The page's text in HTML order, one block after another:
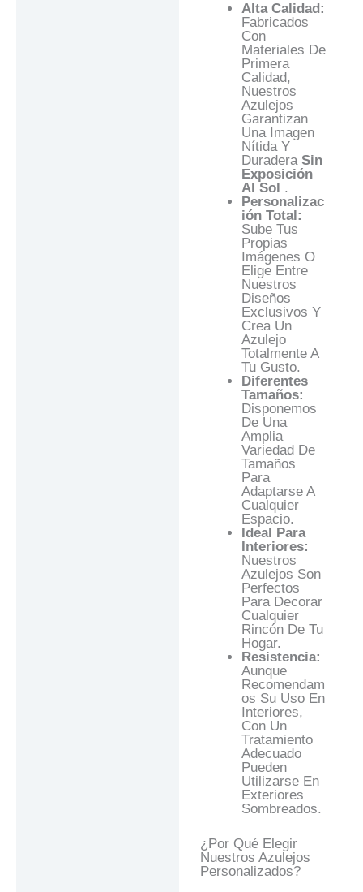
Alta Calidad:
Fabricados
Con
Materiales De
Primera
Calidad,
Nuestros
Azulejos
Garantizan
Una Imagen
Nítida Y
Duradera Sin
Exposición
Al Sol .
Personalizac
Ión Total:
Sube Tus
Propias
Imágenes O
Elige Entre
Nuestros
Diseños
Exclusivos Y
Crea Un
Azulejo
Totalmente A
Tu Gusto.
Diferentes
Tamaños:
Disponemos
De Una
Amplia
Variedad De
Tamaños
Para
Adaptarse A
Cualquier
Espacio.
Ideal Para
Interiores:
Nuestros
Azulejos Son
Perfectos
Para Decorar
Cualquier
Rincón De Tu
Hogar.
Resistencia:
Aunque
Recomendam
Os Su Uso En
Interiores,
Con Un
Tratamiento
Adecuado
Pueden
Utilizarse En
Exteriores
Sombreados.
¿Por Qué Elegir
Nuestros Azulejos
Personalizados?